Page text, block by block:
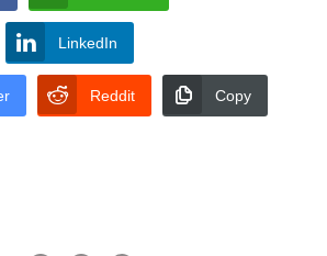
LinkedIn
Reddit Copy